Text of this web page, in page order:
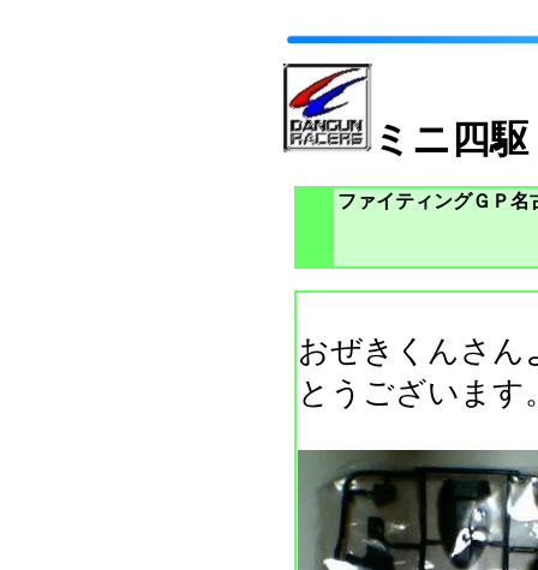
ミニ四
ファイティングＧＰ
おぜきくんさん
とうございます